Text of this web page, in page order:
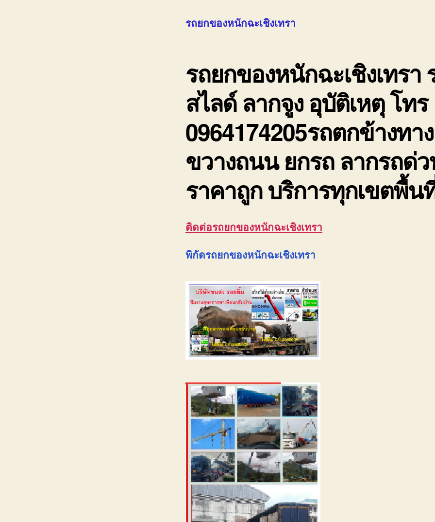
ข
ร
รถยกของหนักฉะเชิงเทรา
รถยกของหนักฉะเชิงเทรา
สไลด์ ลากจูง อุบัติเหตุ โทร
0964174205รถตกข้างทาง
ขวางถนน ยกรถ ลากรถด่
ราคาถูก บริการทุกเขตพื้น
ติดต่อรถยกของหนักฉะเชิงเทรา
พิกัดรถยกของหนักฉะเชิงเทรา